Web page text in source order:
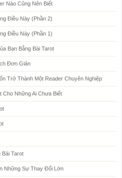
Nào Cũng Nên Biết
Điều Này (Phần 2)
Điều Này (Phần 1)
Bạn Bằng Bài Tarot
Đơn Giản
Trở Thành Một Reader Chuyên Nghiệp
Cho Những Ai Chưa Biết
Bài Tarot
Những Sự Thay Đổi Lớn